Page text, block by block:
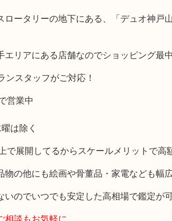
ロータリーの地下にある、「デュオ神
エリアにある店舗なのでショッピング最
ンスタッフがご対応！
営業中
は除く
で展開してるからスケールメリットで高
物の他にも絵画や骨董品・家電なども幅
いのでいつでも安定した高相場で鑑定が
相談もお気軽に